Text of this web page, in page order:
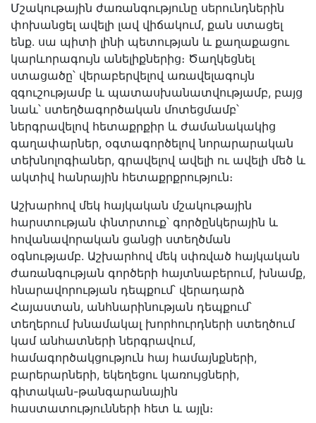
Մշակութային ժառանգությունը սերունդներին
փոխանցել ավելի լավ վիճակում, քան ստացել
ենք. սա պիտի լինի պետության և քաղաքացու
կարևորագույն անելիքներից։ Ծաղկեցնել
ստացածը՝ վերաբերվելով առավելագույն
զգուշությամբ և պատասխանատվությամբ, բայց
նաև՝ ստեղծագործական մոտեցմամբ՝
ներգրավելով հետաքրքիր և ժամանակակից
գաղափարներ, օգտագործելով նորարարական
տեխնոլոգիաներ, գրավելով ավելի ու ավելի մեծ և
ակտիվ հանրային հետաքրքրություն։
Աշխարհով մեկ հայկական մշակութային
հարստության փնտրտուք՝ գործընկերային և
հովանավորական ցանցի ստեղծման
օգնությամբ. Աշխարհով մեկ սփռված հայկական
ժառանգության գործերի հայտնաբերում, խնամք,
հնարավորության դեպքում՝ վերադարձ
Հայաստան, անհնարինության դեպքում՝
տեղերում խնամակալ խորհուրդների ստեղծում
կամ անհատների ներգրավում,
համագործակցություն հայ համայնքների,
բարերարների, եկեղեցու կառույցների,
գիտական-թանգարանային
հաստատությունների հետ և այլն։